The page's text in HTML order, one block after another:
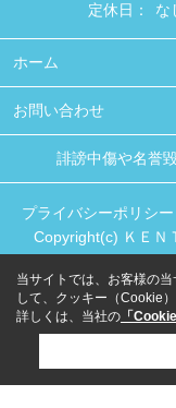
定休日：
な
ホーム
お問い合わせ
誹謗中傷や名誉
プライバシーポリシー
Copyright(c) ＫＥＮ
当サイトでは、お客様の
して、クッキー（Cookie
詳しくは、当社の 「